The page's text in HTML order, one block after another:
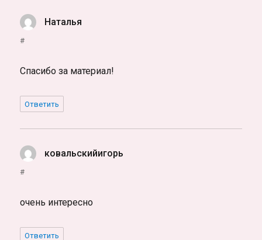
Наталья
#
Спасибо за материал!
Ответить
ковальскийигорь
#
очень интересно
Ответить